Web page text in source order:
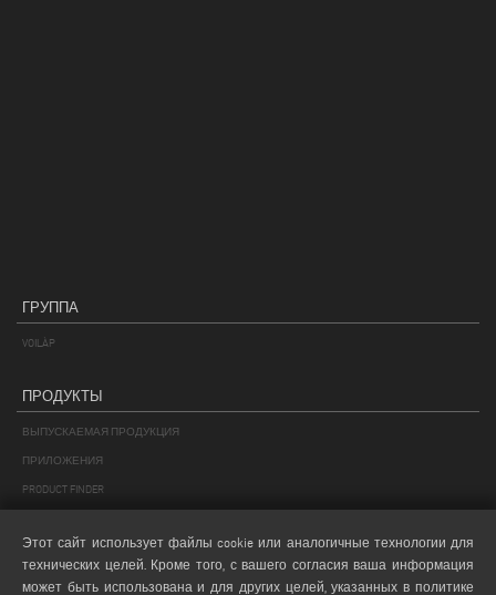
ГРУППА
VOILÀP
ПРОДУКТЫ
ВЫПУСКАЕМАЯ ПРОДУКЦИЯ
ПРИЛОЖЕНИЯ
PRODUCT FINDER
MAIL
Этот сайт использует файлы cookie или аналогичные технологии для
технических целей. Кроме того, с вашего согласия ваша информация
может быть использована и для других целей, указанных в политике